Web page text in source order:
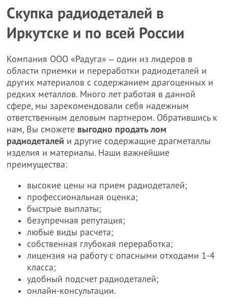
Скупка радиодеталей в
Иркутске и по всей России
Компания ООО «Радуга» ‒ один из лидеров в
области приемки и переработки радиодеталей и
других материалов с содержанием драгоценных и
редких металлов. Много лет работая в данной
сфере, мы зарекомендовали себя надежным
ответственным деловым партнером. Обратившись к
нам, Вы сможете выгодно продать лом
радиодеталей и другие содержащие драгметаллы
изделия и материалы. Наши важнейшие
преимущества:
высокие цены на прием радиодеталей;
профессиональная оценка;
быстрые выплаты;
безупречная репутация;
любые виды расчета;
собственная глубокая переработка;
лицензия на работу с опасными отходами 1-4
класса;
удобный подсчет радиодеталей;
онлайн-консультации.